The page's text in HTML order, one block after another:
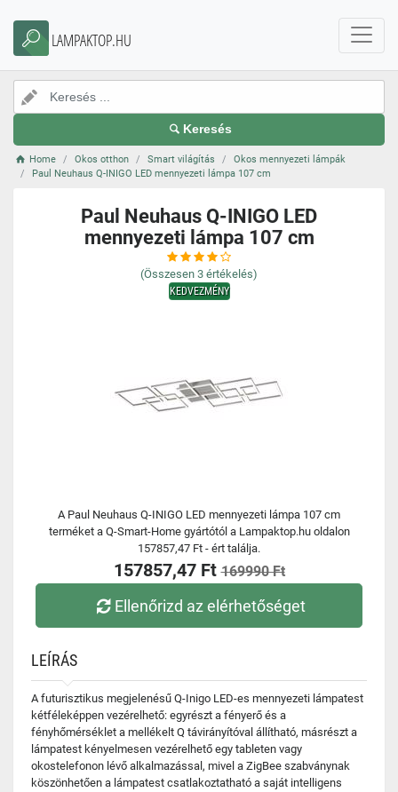
LAMPAKTOP.HU
Keresés
Home Okos otthon Smart világítás
Okos mennyezeti lámpák
Paul Neuhaus Q-INIGO LED mennyezeti lámpa 107 cm
Paul Neuhaus Q-INIGO LED
mennyezeti lámpa 107 cm
(Összesen 3 értékelés)
KEDVEZMÉNY
A Paul Neuhaus Q-INIGO LED mennyezeti lámpa 107 cm
terméket a Q-Smart-Home gyártótól a Lampaktop.hu oldalon
157857,47 Ft - ért találja.
157857,47 Ft169990 Ft
Ellenőrizd az elérhetőséget
LEÍRÁS
A futurisztikus megjelenésű Q-Inigo LED-es mennyezeti lámpatest
kétféleképpen vezérelhető: egyrészt a fényerő és a
fényhőmérséklet a mellékelt Q távirányítóval állítható, másrészt a
lámpatest kényelmesen vezérelhető egy tableten vagy
okostelefonon lévő alkalmazással, mivel a ZigBee szabványnak
köszönhetően a lámpatest csatlakoztatható a saját intelligens